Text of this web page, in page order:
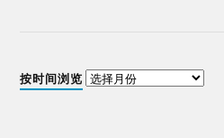
按时间浏览